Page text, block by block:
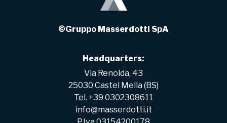
©Gruppo Masserdotti SpA
Headquarters:
Via Renolda, 43
25030 Castel Mella (BS)
Tel. +39 0302308611
info@masserdotti.it